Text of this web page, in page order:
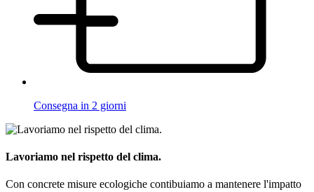
Consegna in 2 giorni
Lavoriamo nel rispetto del clima.
Con concrete misure ecologiche contibuiamo a mantenere l'impatto